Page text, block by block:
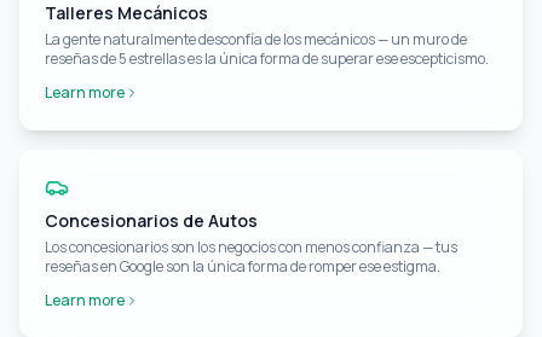
Talleres Mecánicos
La gente naturalmente desconfía de los mecánicos — un muro de
reseñas de 5 estrellas es la única forma de superar ese escepticismo.
Learn more
Concesionarios de Autos
Los concesionarios son los negocios con menos confianza — tus
reseñas en Google son la única forma de romper ese estigma.
Learn more